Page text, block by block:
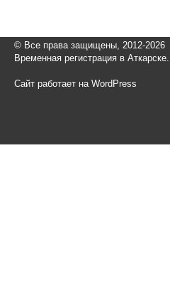
© Все права защищены, 2012-2026
Временная регистрация в Аткарске.
Сайт работает на WordPress